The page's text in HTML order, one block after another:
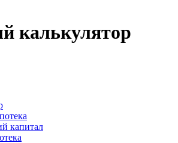
калькулятор
капитал